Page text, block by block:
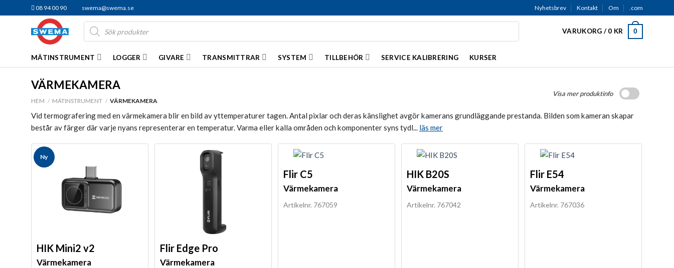
to
08 94 00 90 swema@swema.se Nyhetsbrev Kontakt Om .com
Products
search
VARUKORG /0 KR 0
MÄTINSTRUMENT LOGGER GIVARE TRANSMITTRAR SYSTEM TILLBEHÖR SERVICE KALIBRERING KURSER
VÄRMEKAMERA
HEM / MÄTINSTRUMENT / VÄRMEKAMERA
Visa mer produktinfo
Vid termografering med en värmekamera blir en bild av yttemperaturer tagen. Antal pixlar och deras känslighet avgör kamerans grundläggande prestanda. Bilden som kameran skapar
består av färger där varje nyans representerar en temperatur. Varma eller kalla områden och komponenter syns tydl... läs mer
Ny
HIK Mini2 v2
Värmekamera
Flir Edge Pro
Värmekamera
Flir C5
Värmekamera
Artikelnr. 767059
HIK B20S
Värmekamera
Artikelnr. 767042
Flir E54
Värmekamera
Artikelnr. 767036